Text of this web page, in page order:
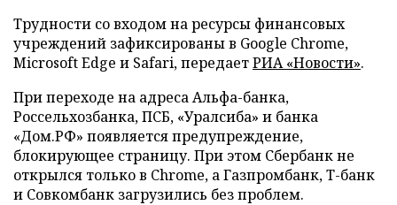
Трудности со входом на ресурсы финансовых
учреждений зафиксированы в Google Chrome,
Microsoft Edge и Safari, передаетРИА «Новости».
При переходе на адреса Альфа-банка,
Россельхозбанка, ПСБ, «Уралсиба» и банка
«Дом.РФ» появляется предупреждение,
блокирующее страницу. При этом Сбербанк не
открылся только в Chrome, а Газпромбанк, Т-банк
и Совкомбанк загрузились без проблем.